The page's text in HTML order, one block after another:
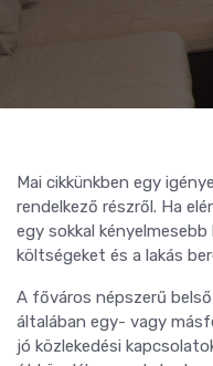
Mai cikkünkben egy
rendelkező részről. Ha
egy sokkal
költségeket és a lakás
A főváros népszerű
általában egy- vagy
jó közlekedési